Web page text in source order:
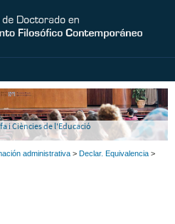
i Ciències de l'Educació
administrativa > Declar. Equivalencia >